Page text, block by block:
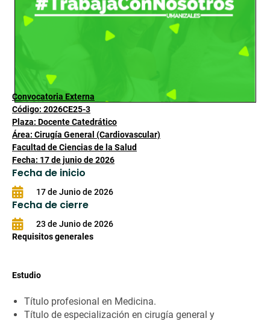
Convocatoria Externa
Código: 2026CE25-3
Plaza: Docente Catedrático
Área: Cirugía General (Cardiovascular)
Facultad de Ciencias de la Salud
Fecha: 17 de junio de 2026
Fecha de inicio
17 de Junio de 2026
Fecha de cierre
23 de Junio de 2026
Requisitos generales
Estudio
Título profesional en Medicina.
Título de especialización en cirugía general y